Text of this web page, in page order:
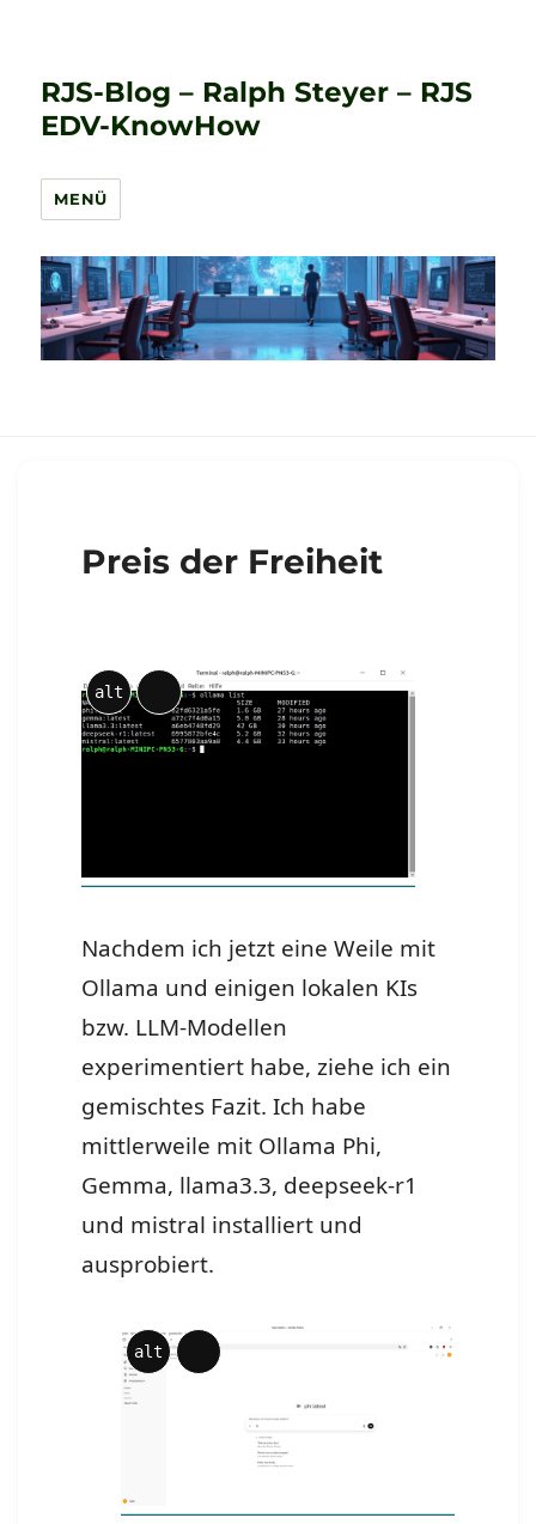
RJS-Blog – Ralph Steyer – RJS
EDV-KnowHow
MENÜ
Preis der Freiheit
alt
Lange
Beschreibung
Nachdem ich jetzt eine Weile mit
Ollama und einigen lokalen KIs
bzw. LLM-Modellen
experimentiert habe, ziehe ich ein
gemischtes Fazit. Ich habe
mittlerweile mit Ollama Phi,
Gemma, llama3.3, deepseek-r1
und mistral installiert und
ausprobiert.
alt
Lange